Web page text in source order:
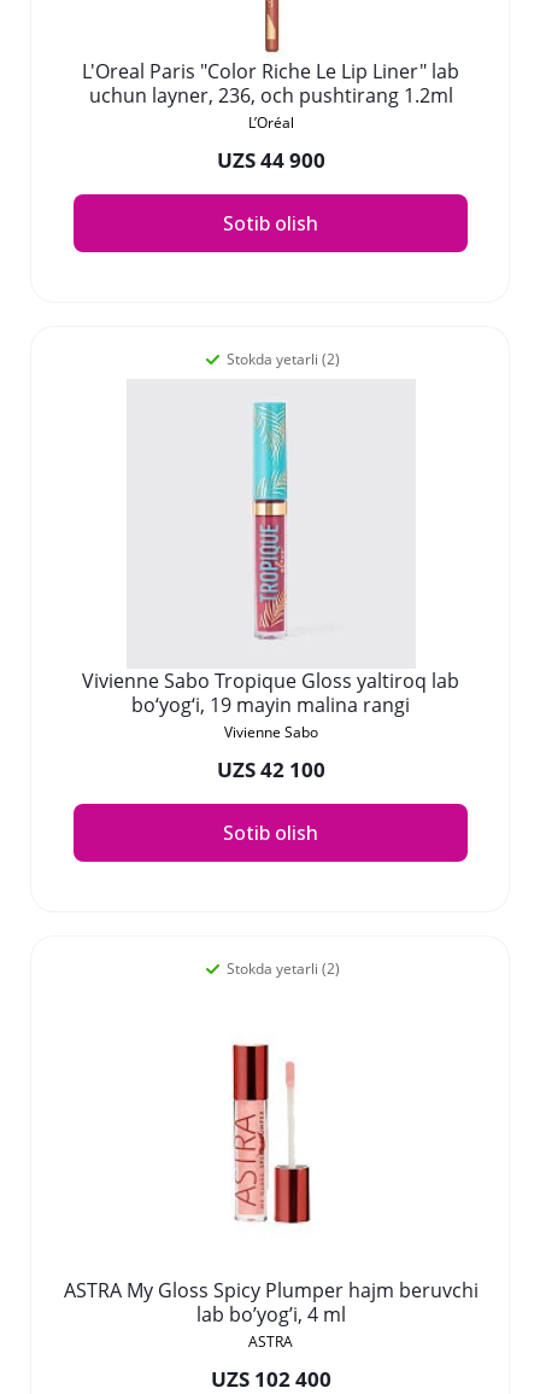
L'Oreal Paris "Color Riche Le Lip Liner" lab
uchun layner, 236, och pushtirang 1.2ml
L’Oréal
UZS 44 900
Sotib olish
Stokda yetarli (2)
Vivienne Sabo Tropique Gloss yaltiroq lab
bo‘yog‘i, 19 mayin malina rangi
Vivienne Sabo
UZS 42 100
Sotib olish
Stokda yetarli (2)
ASTRA My Gloss Spicy Plumper hajm beruvchi
lab bo’yog’i, 4 ml
ASTRA
UZS 102 400